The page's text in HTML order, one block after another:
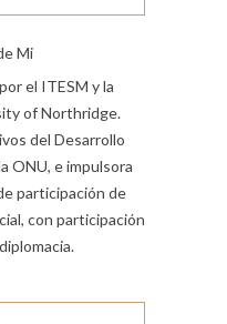
el ITESM y la
of Northridge.
del Desarrollo
ONU, e impulsora
participación de
con participación